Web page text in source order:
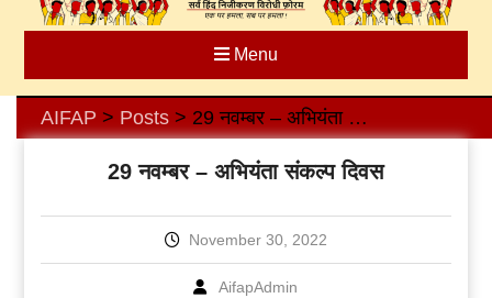
Menu
AIFAP > Posts> 29 नवम्बर – अभियंता संकल्प दिवस
29 नवम्बर – अभियंता संकल्प दिवस
November 30, 2022
AifapAdmin